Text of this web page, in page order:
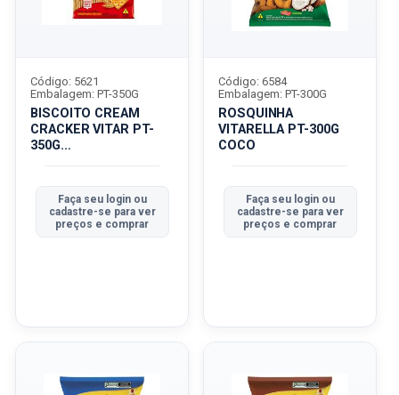
BISCOITO CREAM
CRACKER VITAR PT-
350G
Código: 5621
Embalagem: PT-350G
Faça seu login ou
cadastre-se para ver
preços e comprar
ROSQUINHA
VITARELLA PT-300G
COCO
Código: 6584
Embalagem: PT-300G
Faça seu login ou
cadastre-se para ver
preços e comprar